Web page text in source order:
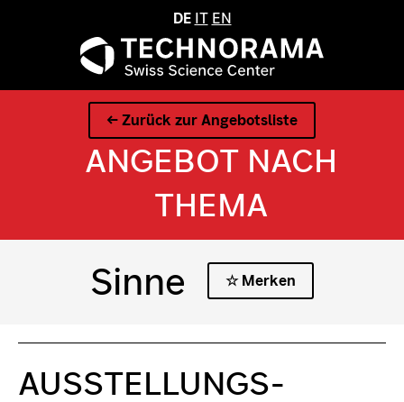
DE IT EN
← Zurück zur Angebotsliste
ANGEBOT NACH
THEMA
Sinne ☆ Merken
AUSSTELLUNGS­